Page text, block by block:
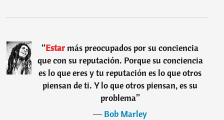
“Estarmás preocupados por su conciencia
que con su reputación. Porque su conciencia
es lo que eres y tu reputación es lo que otros
piensan de ti. Y lo que otros piensan, es su
problema”
―Bob Marley